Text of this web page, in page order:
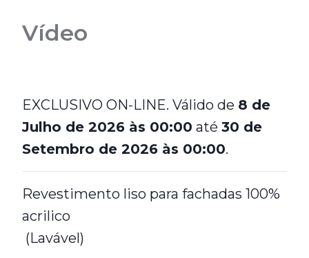
Vídeo
EXCLUSIVO ON-LINE. Válido de 8 de
Julho de 2026 às 00:00 até 30 de
Setembro de 2026 às 00:00.
Revestimento liso para fachadas 100%
acrilico
(Lavável)